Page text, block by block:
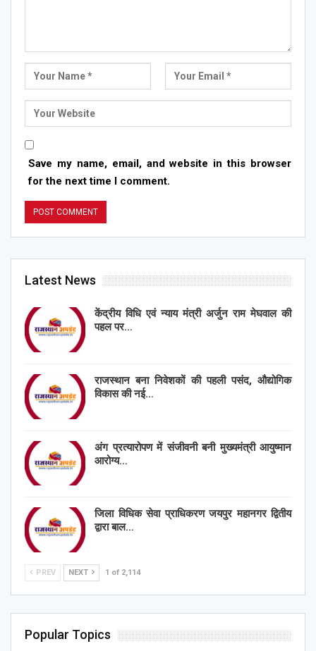
Save my name, email, and website in this browser
for the next time I comment.
Latest News
केंद्रीय विधि एवं न्याय मंत्री अर्जुन राम मेघवाल की
पहल पर…
राजस्थान बना निवेशकों की पहली पसंद, औद्योगिक
विकास की नई…
अंग प्रत्यारोपण में संजीवनी बनी मुख्यमंत्री आयुष्मान
आरोग्य…
जिला विधिक सेवा प्राधिकरण जयपुर महानगर द्वितीय
द्वारा बाल…
PREV NEXT 1 of 2,114
Popular Topics